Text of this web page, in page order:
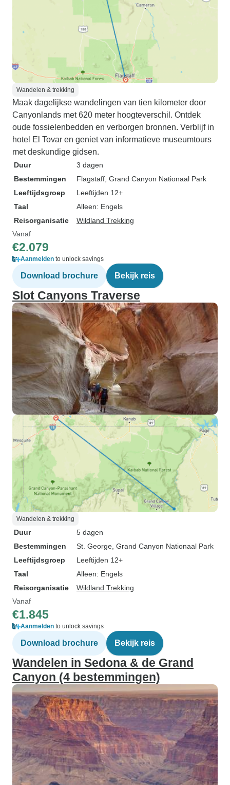
Wandelen & trekking
Maak dagelijkse wandelingen van tien kilometer door
Canyonlands met 620 meter hoogteverschil. Ontdek
oude fossielenbedden en verborgen bronnen. Verblijf in
hotel El Tovar en geniet van informatieve museumtours
met deskundige gidsen.
Duur
3 dagen
Bestemmingen
Flagstaff , Grand Canyon Nationaal Park
Leeftijdsgroep
Leeftijden 12+
Taal
Alleen: Engels
Reisorganisatie
Wildland Trekking
Vanaf
€2.079
Aanmelden to unlock savings
Download brochure Bekijk reis
Slot Canyons Traverse
Wandelen & trekking
Duur
5 dagen
Bestemmingen
St. George , Grand Canyon Nationaal Park
Leeftijdsgroep
Leeftijden 12+
Taal
Alleen: Engels
Reisorganisatie
Wildland Trekking
Vanaf
€1.845
Aanmelden to unlock savings
Download brochure Bekijk reis
Wandelen in Sedona & de Grand
Canyon (4 bestemmingen)